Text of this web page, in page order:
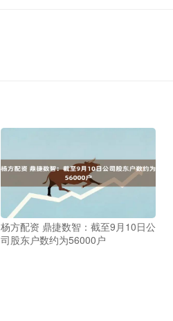
杨方配资 鼎捷数智：截至9月10日公
司股东户数约为56000户